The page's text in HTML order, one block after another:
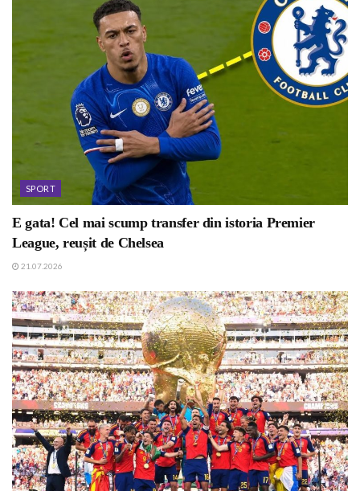
SPORT
E gata! Cel mai scump transfer din istoria Premier
League, reușit de Chelsea
21.07.2026